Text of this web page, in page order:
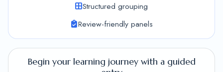
Structured grouping
Review-friendly panels
Begin your learning journey with a guided